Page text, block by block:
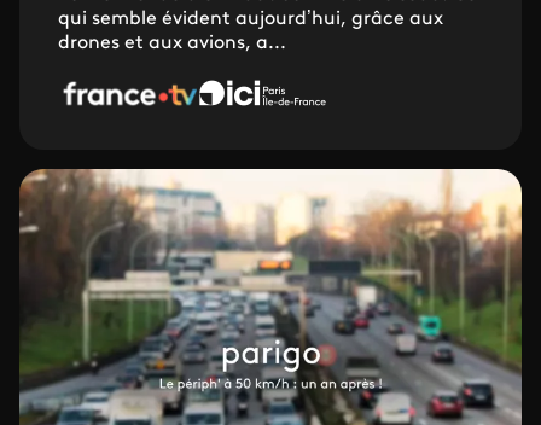
qui semble évident aujourd’hui, grâce aux
drones et aux avions, a...